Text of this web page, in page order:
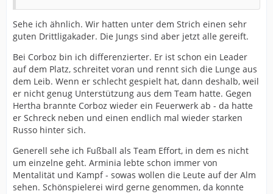
Sehe ich ähnlich. Wir hatten unter dem Strich einen sehr
guten Drittligakader. Die Jungs sind aber jetzt alle gereift.
Bei Corboz bin ich differenzierter. Er ist schon ein Leader
auf dem Platz, schreitet voran und rennt sich die Lunge aus
dem Leib. Wenn er schlecht gespielt hat, dann deshalb, weil
er nicht genug Unterstützung aus dem Team hatte. Gegen
Hertha brannte Corboz wieder ein Feuerwerk ab - da hatte
er Schreck neben und einen endlich mal wieder starken
Russo hinter sich.
Generell sehe ich Fußball als Team Effort, in dem es nicht
um einzelne geht. Arminia lebte schon immer von
Mentalität und Kampf - sowas wollen die Leute auf der Alm
sehen. Schönspielerei wird gerne genommen, da konnte